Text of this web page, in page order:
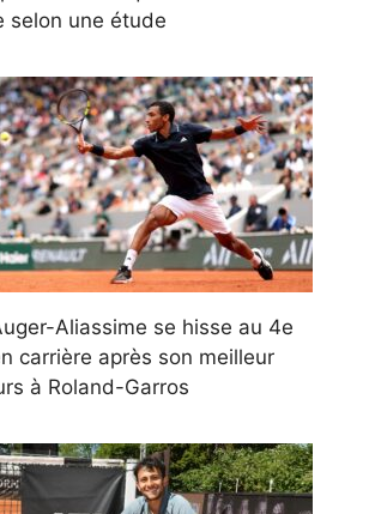
selon une étude
Aliassime se hisse au 4e
carrière après son meilleur
à Roland-Garros